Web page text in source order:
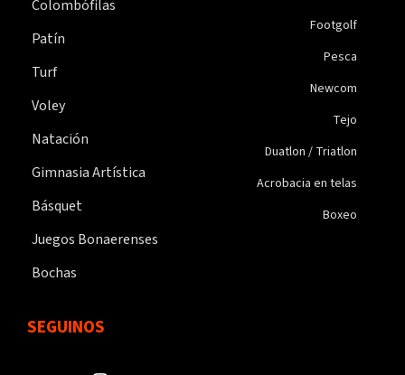
Colombófilas
Patín
Turf
Voley
Natación
Gimnasia Artística
Básquet
Juegos Bonaerenses
Bochas
Footgolf
Pesca
Newcom
Tejo
Duatlon / Triatlon
Acrobacia en telas
Boxeo
SEGUINOS